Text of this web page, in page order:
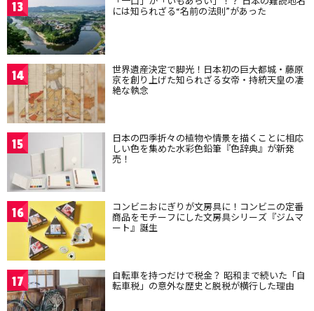
13 には知られざる“名前の法則”があった
14 世界遺産決定で脚光！日本初の巨大都城・藤原
京を創り上げた知られざる女帝・持統天皇の凄
絶な執念
15 日本の四季折々の植物や情景を描くことに相応
しい色を集めた水彩色鉛筆『色辞典』が新発
売！
16 コンビニおにぎりが文房具に！コンビニの定番
商品をモチーフにした文房具シリーズ『ジムマ
ート』誕生
17 自転車を持つだけで税金？ 昭和まで続いた「自
転車税」の意外な歴史と脱税が横行した理由